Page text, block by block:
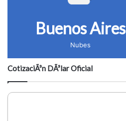
Buenos Aires
Nubes
CotizaciÃ³n DÃ³lar Oficial